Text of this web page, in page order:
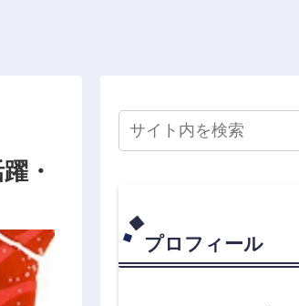
・
プロフィール